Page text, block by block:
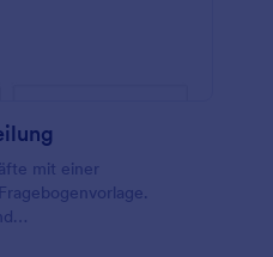
mit einer